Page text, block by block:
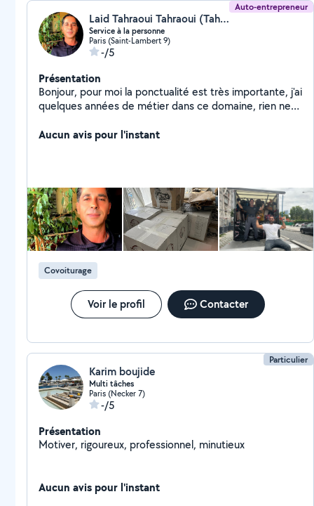
Auto-entrepreneur
Laid Tahraoui Tahraoui (Tahraoui)
Service à la personne
Paris (Saint-Lambert 9)
-/5
Présentation
Bonjour, pour moi la ponctualité est très importante, j'ai
quelques années de métier dans ce domaine, rien ne
Aucun avis pour l'instant
Covoiturage
Voir le profil Contacter
Particulier
Karim boujide
Multi tâches
Paris (Necker 7)
-/5
Présentation
Motiver, rigoureux, professionnel, minutieux
Aucun avis pour l'instant